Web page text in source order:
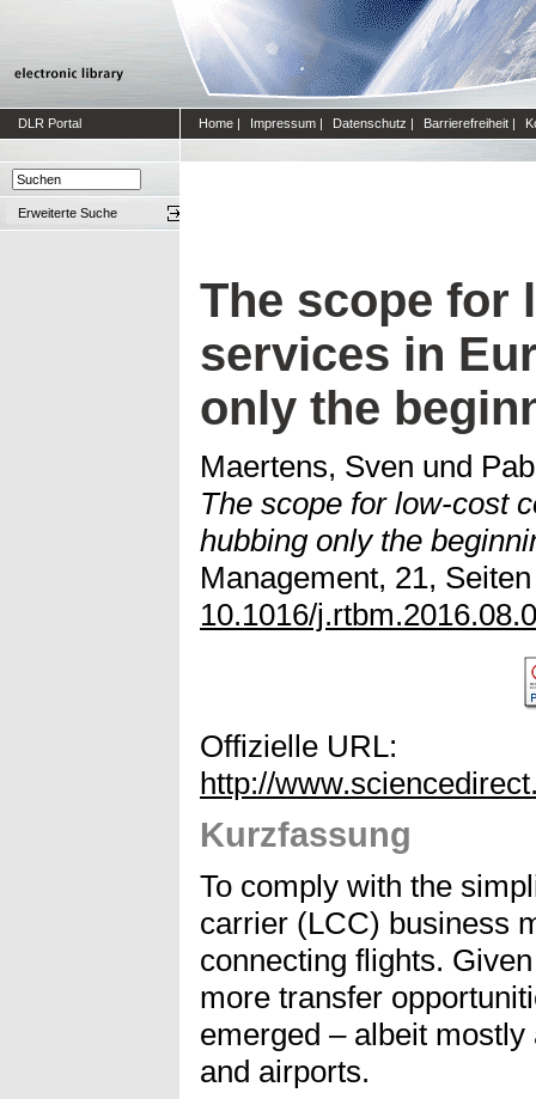
DLR Portal Home | Impressum | Datenschutz | Barrierefreiheit |
Erweiterte Suche
The scope for
services in
only the
Maertens, Sven und
The scope for low-cost
hubbing only the
Management, 21,
10.1016/
Offizielle URL:
http://
Kurzfassung
To comply with the
carrier (LCC) business
connecting flights.
more transfer
emerged – albeit mostly
and airports.